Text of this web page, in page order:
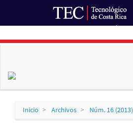
Inicio Archivos Núm. 16 (2013)